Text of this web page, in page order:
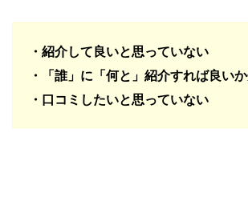
・紹介して良いと思っていない
・「誰」に「何と」紹介すれば良い
・口コミしたいと思っていない